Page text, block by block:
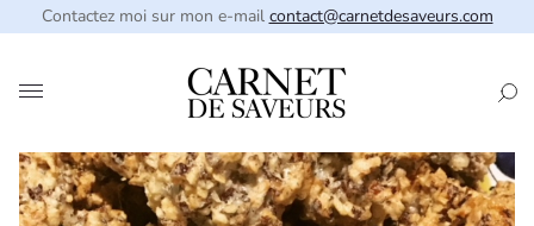
Contactez moi sur mon e-mail contact@carnetdesaveurs.com